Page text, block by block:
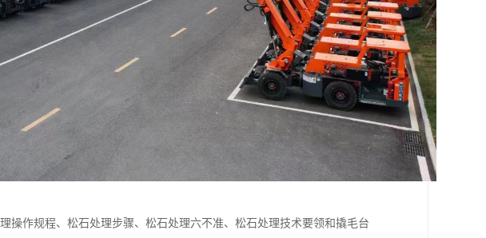
操作规程、松石处理步骤、松石处理六不准、松石处理技术要领和撬毛台